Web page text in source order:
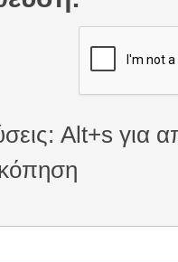
Alt+s για